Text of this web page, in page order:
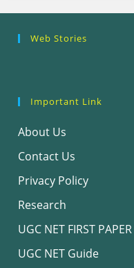
Web Stories
Ethics (शोध
Important Link
About Us
Contact Us
Privacy Policy
Research
UGC NET FIRST PAPER
UGC NET Guide